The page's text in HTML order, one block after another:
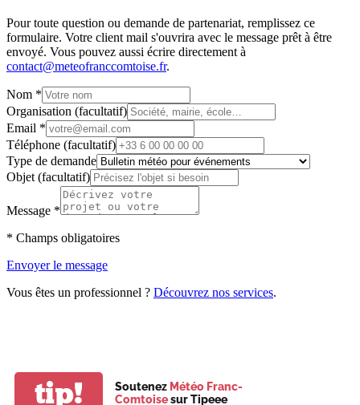
Pour toute question ou demande de partenariat, remplissez ce
formulaire. Votre client mail s'ouvrira avec le message prêt à être
envoyé. Vous pouvez aussi écrire directement à
contact@meteofranccomtoise.fr.
Nom *
Organisation (facultatif)
Email *
Téléphone (facultatif)
Type de demande
Objet (facultatif)
Message *
* Champs obligatoires
Envoyer le message
Vous êtes un professionnel ? Découvrez nos services.
tip! Soutenez Météo Franc-
Comtoisesur Tipeee